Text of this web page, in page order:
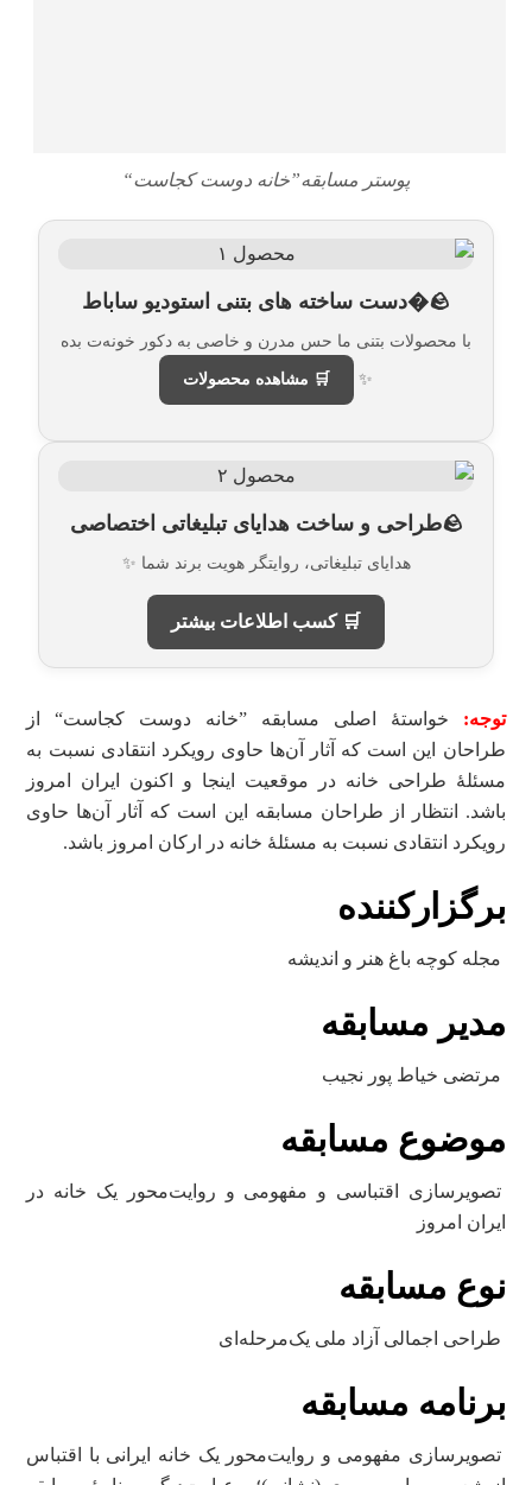
پوستر مسابقه”خانه دوست کجاست“
🪨�دست ساخته های بتنی استودیو ساباط
با محصولات بتنی ما حس مدرن و خاصی به دکور خونه‌ت بده
✨ 🛒 مشاهده محصولات
🪨طراحی و ساخت هدایای تبلیغاتی اختصاصی
هدایای تبلیغاتی، روایتگر هویت برند شما ✨
🛒 کسب اطلاعات بیشتر
توجه: خواستۀ اصلی مسابقه ”خانه دوست کجاست“ از
طراحان این است که آثار آن‌ها حاوی رویکرد انتقادی نسبت به
مسئلۀ طراحی خانه در موقعیت اینجا و اکنون ایران امروز
باشد. انتظار از طراحان مسابقه این است که آثار آن‌ها حاوی
رویکرد انتقادی نسبت به مسئلۀ خانه در ارکان امروز باشد.
برگزارکننده
مجله کوچه باغ هنر و اندیشه
مدیر مسابقه
مرتضی خیاط ‌پور نجیب
موضوع مسابقه
تصویرسازی اقتباسی و مفهومی و روایت‌محور یک خانه در
ایران امروز
نوع مسابقه
طراحی اجمالی آزاد ملی یک‌مرحله‌ای
برنامه مسابقه
تصویرسازی مفهومی و روایت‌محور یک خانه ایرانی با اقتباس